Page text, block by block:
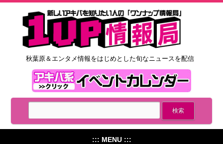
秋葉原＆エンタメ情報をはじめとした旬なニュースを配信
::: MENU :::